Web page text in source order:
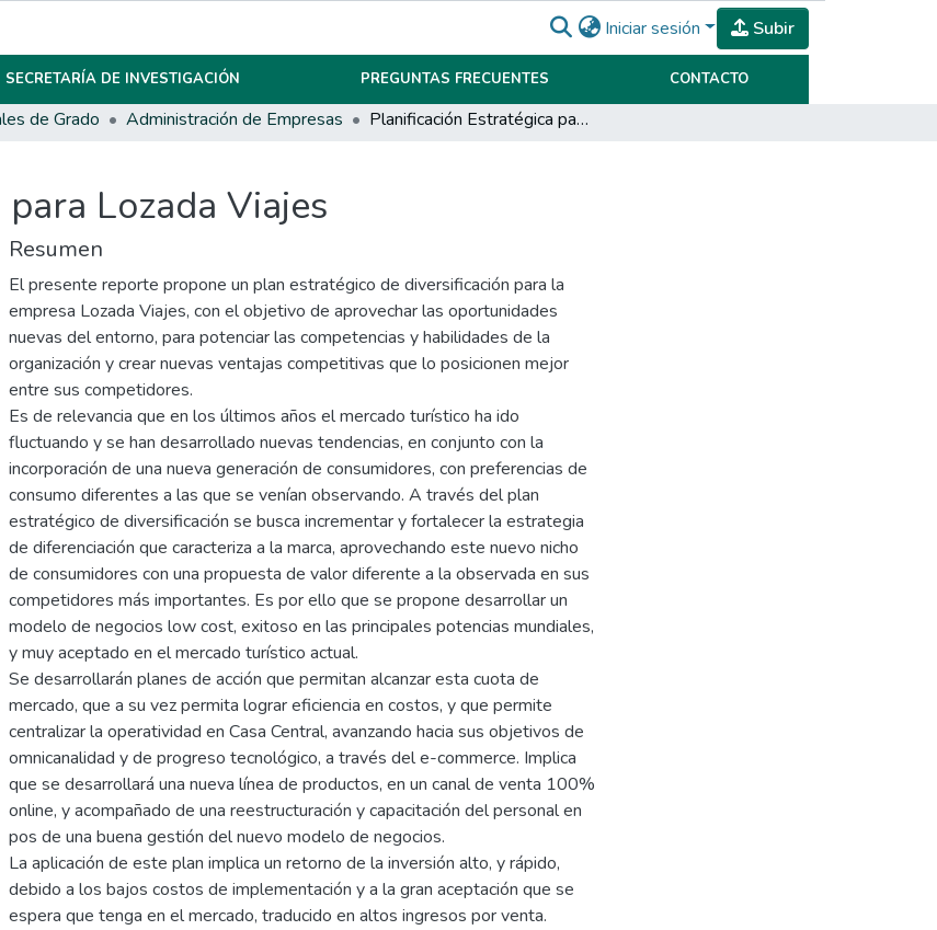
Iniciar sesión Subir
SECRETARÍA DE INVESTIGACIÓN PREGUNTAS FRECUENTES CONTACTO
de Grado Administración de Empresas Planificación Estratégica para Lozada Viajes
Lozada Viajes
Resumen
El presente reporte propone un plan estratégico de diversificación para la
empresa Lozada Viajes, con el objetivo de aprovechar las oportunidades
nuevas del entorno, para potenciar las competencias y habilidades de la
organización y crear nuevas ventajas competitivas que lo posicionen mejor
entre sus competidores.
Es de relevancia que en los últimos años el mercado turístico ha ido
fluctuando y se han desarrollado nuevas tendencias, en conjunto con la
incorporación de una nueva generación de consumidores, con preferencias de
consumo diferentes a las que se venían observando. A través del plan
estratégico de diversificación se busca incrementar y fortalecer la estrategia
de diferenciación que caracteriza a la marca, aprovechando este nuevo nicho
de consumidores con una propuesta de valor diferente a la observada en sus
competidores más importantes. Es por ello que se propone desarrollar un
modelo de negocios low cost, exitoso en las principales potencias mundiales,
y muy aceptado en el mercado turístico actual.
Se desarrollarán planes de acción que permitan alcanzar esta cuota de
mercado, que a su vez permita lograr eficiencia en costos, y que permite
centralizar la operatividad en Casa Central, avanzando hacia sus objetivos de
omnicanalidad y de progreso tecnológico, a través del e-commerce. Implica
que se desarrollará una nueva línea de productos, en un canal de venta 100%
online, y acompañado de una reestructuración y capacitación del personal en
pos de una buena gestión del nuevo modelo de negocios.
La aplicación de este plan implica un retorno de la inversión alto, y rápido,
debido a los bajos costos de implementación y a la gran aceptación que se
espera que tenga en el mercado, traducido en altos ingresos por venta.